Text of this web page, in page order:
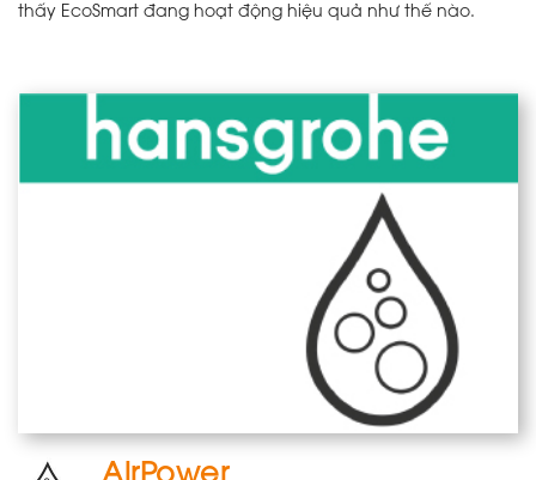
thấy EcoSmart đang hoạt động hiệu quả như thế nào.